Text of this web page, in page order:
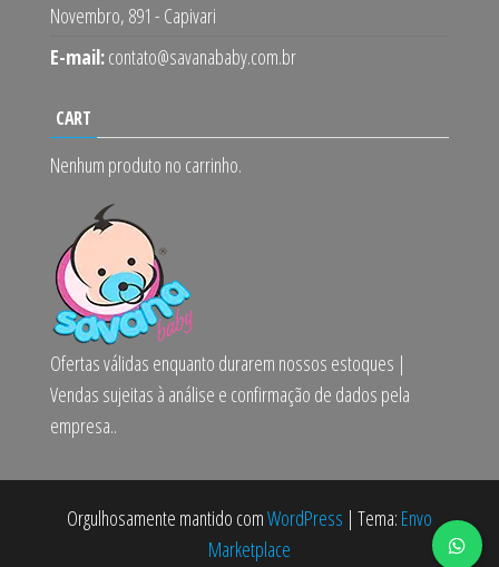
Novembro, 891 - Capivari
E-mail:contato@savanababy.com.br
CART
Nenhum produto no carrinho.
Ofertas válidas enquanto durarem nossos estoques |
Vendas sujeitas à análise e confirmação de dados pela
empresa..
Orgulhosamente mantido comWordPress | Tema: Envo
Marketplace